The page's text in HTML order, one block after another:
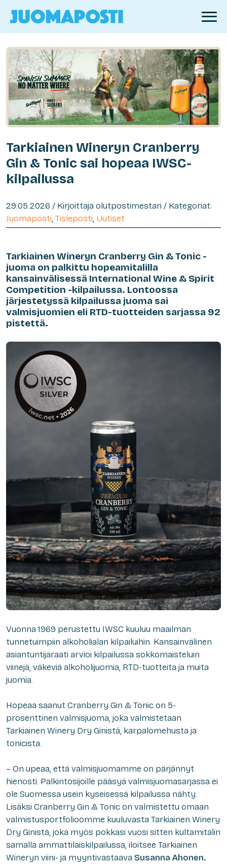
Tarkiainen Wineryn Cranberry
Gin & Tonic sai hopeaa IWSC-
kilpailussa
29.05.2026 / Kirjoittaja olutpostimestari / Kategoriat:
Juomaposti, Tisleposti, Uutiset
Tarkiainen Wineryn Cranberry Gin & Tonic -
juoma on palkittu hopeamitalilla
kansainvälisessä International Wine & Spirit
Competition -kilpailussa. Lontoossa
järjestetyssä kilpailussa juoma sai
valmisjuomien eli RTD-tuotteiden sarjassa 92
pistettä.
Vuonna 1969 perustettu IWSC kuuluu maailman
tunnetuimpiin alkoholialan kilpailuihin. Kansainvälinen
asiantuntijaraati arvioi kilpailussa sokkomaisteluin
viinejä, väkeviä alkoholijuomia, RTD-tuotteita ja muita
juomia.
Hopeaa saanut Cranberry Gin & Tonic on 5-
prosenttinen valmisjuoma, joka valmistetaan
Tarkiainen Winery Dry Ginistä, karpalomehusta ja
tonicista.
– On upeaa, että valmisjuomamme on pärjännyt
hienosti. Palkintosijoille pääsyä valmisjuomasarjassa ei
ole Suomessa usein kyseisessä kilpailussa nähty.
Lisäksi Cranberry Gin & Tonic on valmistettu omaan
valmistusportfolioomme kuuluvasta Tarkiainen Winery
Dry Ginistä, joka myös pokkasi vuosi sitten kultamitalin
samalla ammattilaiskilpailussa, iloitsee Tarkiainen
Wineryn viini- ja myyntivastaava Susanna Ahonen.